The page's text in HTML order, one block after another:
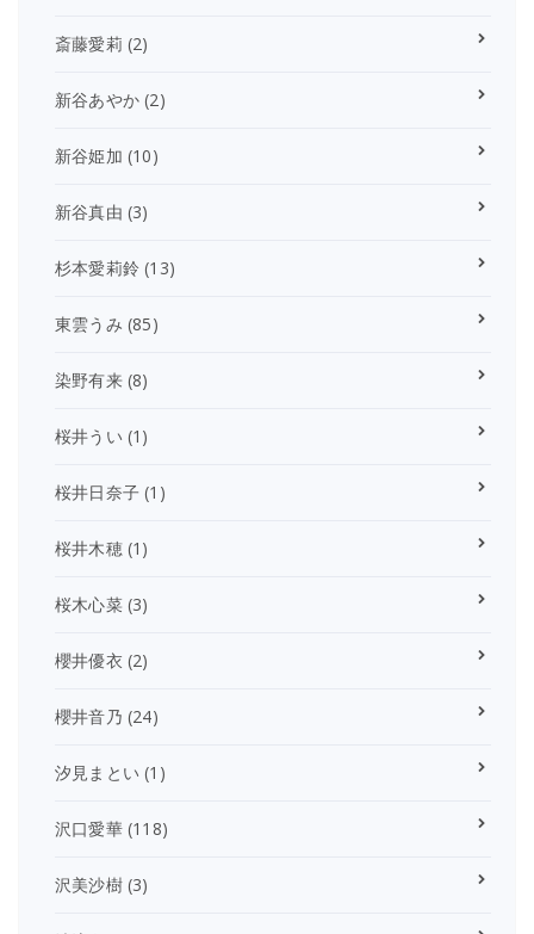
斎藤愛莉 (2)
新谷あやか (2)
新谷姫加 (10)
新谷真由 (3)
杉本愛莉鈴 (13)
東雲うみ (85)
染野有来(8)
桜井うい (1)
桜井日奈子 (1)
桜井木穂(1)
桜木心菜(3)
櫻井優衣 (2)
櫻井音乃 (24)
汐見まとい (1)
沢口愛華(118)
沢美沙樹(3)